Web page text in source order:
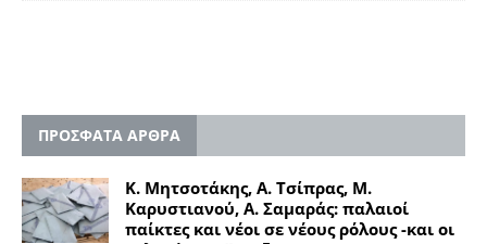
ΠΡΟΣΦΑΤΑ ΑΡΘΡΑ
Κ. Μητσοτάκης, Α. Τσίπρας, Μ.
Καρυστιανού, Α. Σαμαράς: παλαιοί
παίκτες και νέοι σε νέους ρόλους -και οι